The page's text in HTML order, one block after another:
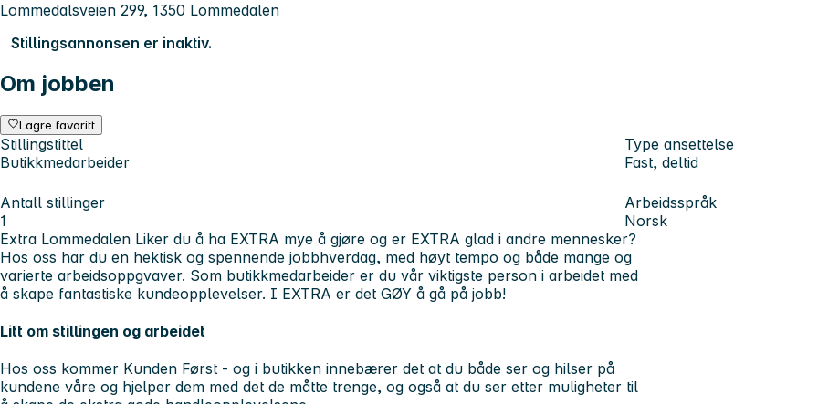
Lommedalsveien 299, 1350 Lommedalen
Stillingsannonsen er inaktiv.
Om jobben
Lagre favoritt
Stillingstittel
Butikkmedarbeider
Type ansettelse
Fast, deltid
Antall stillinger
1
Arbeidsspråk
Norsk
Extra Lommedalen Liker du å ha EXTRA mye å gjøre og er EXTRA glad i andre mennesker?
Hos oss har du en hektisk og spennende jobbhverdag, med høyt tempo og både mange og
varierte arbeidsoppgvaver. Som butikkmedarbeider er du vår viktigste person i arbeidet med
å skape fantastiske kundeopplevelser. I EXTRA er det GØY å gå på jobb!
Litt om stillingen og arbeidet
Hos oss kommer Kunden Først - og i butikken innebærer det at du både ser og hilser på
kundene våre og hjelper dem med det de måtte trenge, og også at du ser etter muligheter til